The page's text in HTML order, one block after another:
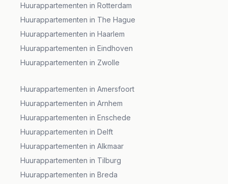
Huurappartementen in Rotterdam
Huurappartementen in The Hague
Huurappartementen in Haarlem
Huurappartementen in Eindhoven
Huurappartementen in Zwolle
Huurappartementen in Amersfoort
Huurappartementen in Arnhem
Huurappartementen in Enschede
Huurappartementen in Delft
Huurappartementen in Alkmaar
Huurappartementen in Tilburg
Huurappartementen in Breda